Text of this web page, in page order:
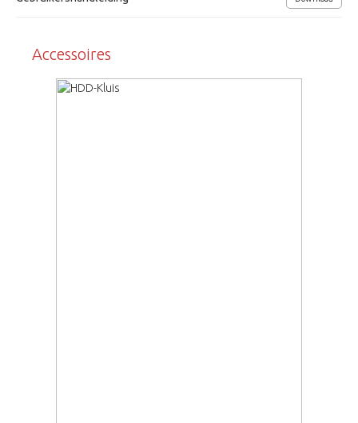
Voedingsspanning 110 ~ 240 VAC / 75 W
Afmetingen (bxhxd) 445x88x418mm
Accessoires